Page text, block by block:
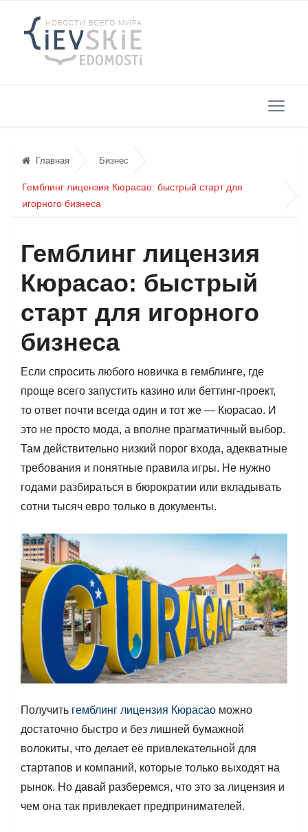
Главная Бизнес
Гемблинг лицензия Кюрасао: быстрый старт для
игорного бизнеса
Гемблинг лицензия
Кюрасао: быстрый
старт для игорного
бизнеса
Если спросить любого новичка в гемблинге, где
проще всего запустить казино или беттинг-проект,
то ответ почти всегда один и тот же — Кюрасао. И
это не просто мода, а вполне прагматичный выбор.
Там действительно низкий порог входа, адекватные
требования и понятные правила игры. Не нужно
годами разбираться в бюрократии или вкладывать
сотни тысяч евро только в документы.
Получить гемблинг лицензия Кюрасао можно
достаточно быстро и без лишней бумажной
волокиты, что делает её привлекательной для
стартапов и компаний, которые только выходят на
рынок. Но давай разберемся, что это за лицензия и
чем она так привлекает предпринимателей.